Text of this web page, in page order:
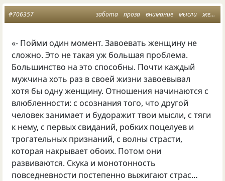
забота проза внимание мысли женщина и мужчина
#706357
«- Пойми один момент. Завоевать женщину не
сложно. Это не такая уж большая проблема.
Большинство на это способны. Почти каждый
мужчина хоть раз в своей жизни завоевывал
хотя бы одну женщину. Отношения начинаются с
влюбленности: с осознания того, что другой
человек занимает и будоражит твои мысли, с тяги
к нему, с первых свиданий, робких поцелуев и
трогательных признаний, с волны страсти,
которая накрывает обоих. Потом они
развиваются. Скука и монотонность
повседневности постепенно выжигают страс…